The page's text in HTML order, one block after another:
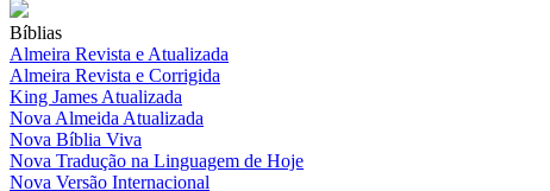
Bíblias
Almeira Revista e Atualizada
Almeira Revista e Corrigida
King James Atualizada
Nova Almeida Atualizada
Nova Bíblia Viva
Nova Tradução na Linguagem de Hoje
Nova Versão Internacional